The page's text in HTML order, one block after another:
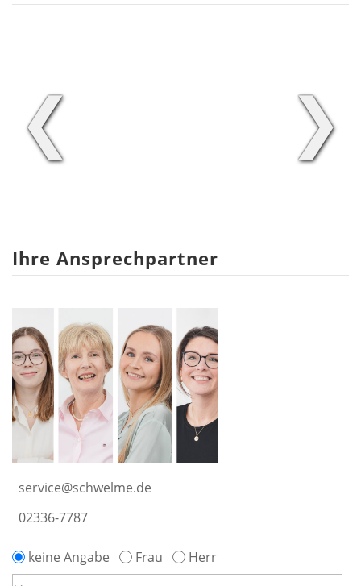
❮ ❯
Ihre Ansprechpartner
service@schwelme.de
02336-7787
keine Angabe Frau Herr